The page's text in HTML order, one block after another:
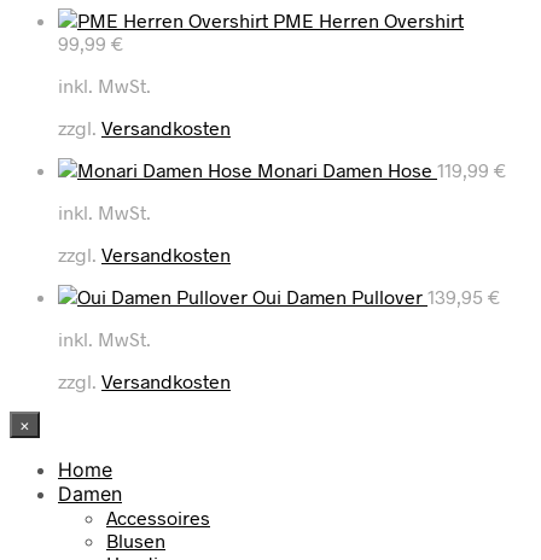
PME Herren Overshirt
99,99 €
inkl. MwSt.
zzgl. Versandkosten
Monari Damen Hose 119,99 €
inkl. MwSt.
zzgl. Versandkosten
Oui Damen Pullover 139,95 €
inkl. MwSt.
zzgl. Versandkosten
×
Home
Damen
Accessoires
Blusen